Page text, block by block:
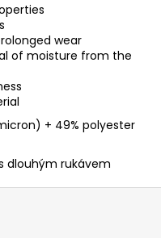
wear
of moisture from the
+ 49% polyester
dlouhým rukávem